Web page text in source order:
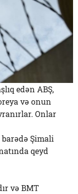
edən ABŞ,
və onun
Onlar
Şimali
qeyd
və BMT